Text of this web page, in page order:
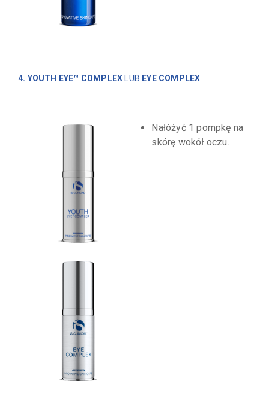
4. YOUTH EYE™ COMPLEX LUB EYE COMPLEX
Nałóżyć 1 pompkę na
skórę wokół oczu.